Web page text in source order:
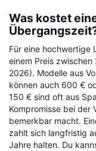
Was kostet
Für eine hochwertige
einem Preis
2026). Modelle aus
können auch 600 €
150 € sind oft aus
Kompromisse bei der
bemerkbar macht.
zahlt sich langfristig
Jahre halten. Du